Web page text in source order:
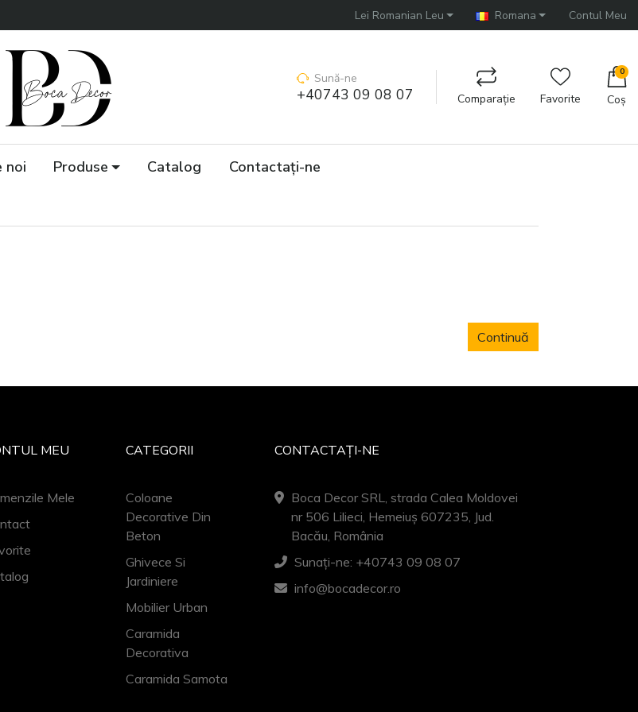
Lei Romanian Leu Romana Contul Meu
Sună-ne
+40743 09 08 07 Comparaţie Favorite
0
Coș
noi Produse Catalog Contactaţi-ne
Continuă
MEU
Mele
CATEGORII
Coloane
Decorative Din
Beton
Ghivece Si
Jardiniere
Mobilier Urban
Caramida
Decorativa
Caramida Samota
CONTACTAȚI-NE
Boca Decor SRL, strada Calea Moldovei
nr 506 Lilieci, Hemeiuș 607235, Jud.
Bacău, România
Sunați-ne: +40743 09 08 07
info@bocadecor.ro